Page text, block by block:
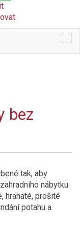
bez
tak, aby
nábytku.
hranaté, prošité
potahu a